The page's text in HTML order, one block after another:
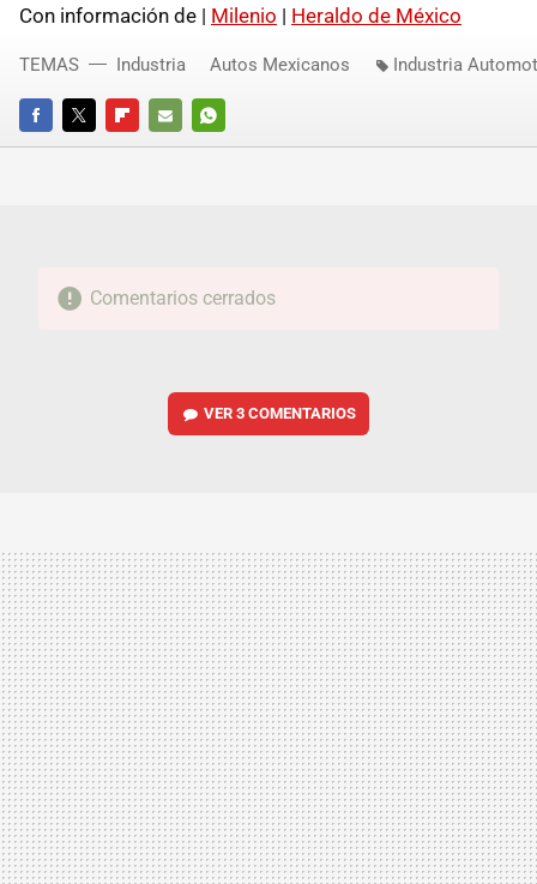
Con información de | Milenio | Heraldo de México
FACEBOOKTWITTERFLIPBOARD
E-
WHATSAPP
TEMAS Industria Autos Mexicanos Industria
Comentarios cerrados
VER3 COMENTARIOS